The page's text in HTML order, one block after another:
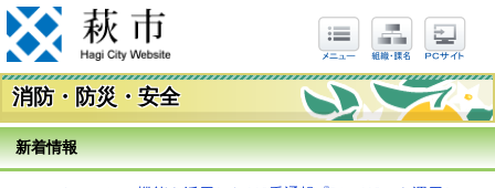
消防・防災・安全
新着情報